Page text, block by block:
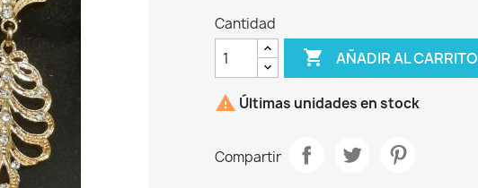
Cantidad
 AÑADIR AL CARRITO
 Últimas unidades en stock
Compartir